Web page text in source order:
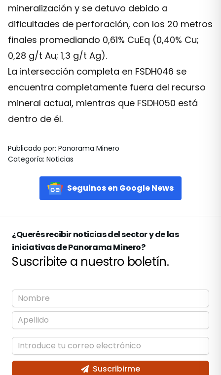
mineralización y se detuvo debido a
dificultades de perforación, con los 20 metros
finales promediando 0,61% CuEq (0,40% Cu;
0,28 g/t Au; 1,3 g/t Ag).
La intersección completa en FSDH046 se
encuentra completamente fuera del recurso
mineral actual, mientras que FSDH050 está
dentro de él.
Publicado por: Panorama Minero
Categoría: Noticias
Seguinos en Google News
¿Querés recibir noticias del sector y de las
iniciativas de Panorama Minero?
Suscribite a nuestro boletín.
Suscribirme